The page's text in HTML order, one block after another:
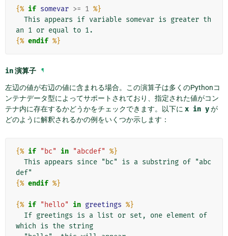
{% if somevar >= 1 %}
{% endif %}
in演算子 ¶
左辺の値が右辺の値に含まれる場合。この演算子は多くのPythonコ
ンテナデータ型によってサポートされており、指定された値がコン
テナ内に存在するかどうかをチェックできます。以下に x in yが
どのように解釈されるかの例をいくつか示します：
{% if "bc" in "abcdef" %}
{% endif %}
{% if "hello" in greetings %}
which is the string